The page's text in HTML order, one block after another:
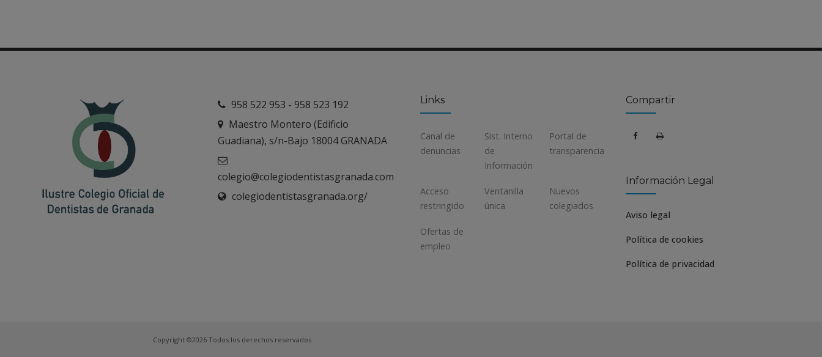
958 522 953 - 958 523 192
Maestro Montero (Edificio
Guadiana), s/n-Bajo 18004 GRANADA
colegio@colegiodentistasgranada.com
colegiodentistasgranada.org/
Links
Canal de
denuncias
Sist. Interno
de
Información
Portal de
transparencia
Acceso
restringido
Ventanilla
única
Nuevos
colegiados
Ofertas de
empleo
Compartir
Información Legal
Aviso legal
Política de cookies
Política de privacidad
Copyright ©2026 Todos los derechos reservados